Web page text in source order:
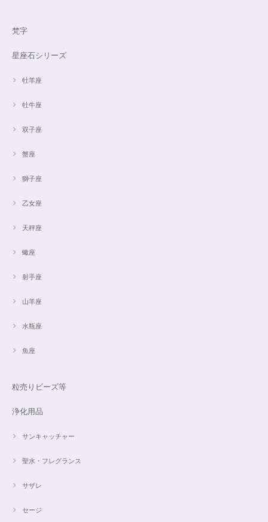
梵字
星座石シリーズ
牡羊座
牡牛座
双子座
蟹座
獅子座
乙女座
天秤座
蠍座
射手座
山羊座
水瓶座
魚座
粒売りビーズ等
浄化用品
サンキャッチャー
聖水・フレグランス
サザレ
セージ